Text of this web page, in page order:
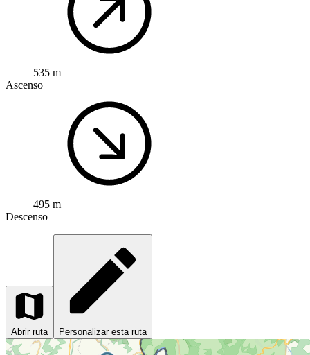
535 m
Ascenso
495 m
Descenso
Abrir ruta Personalizar esta ruta